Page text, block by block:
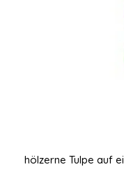
hölzerne Tulpe auf